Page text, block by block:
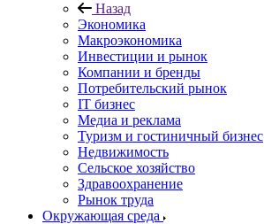
Назад
Экономика
Макроэкономика
Инвестиции и рынок
Компании и бренды
Потребительский рынок
IT бизнес
Медиа и реклама
Туризм и гостиничный бизнес
Недвижимость
Сельское хозяйство
Здравоохранение
Рынок труда
Окружающая среда